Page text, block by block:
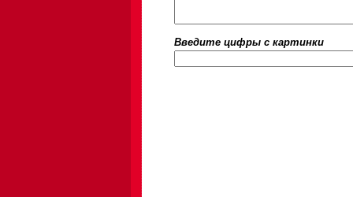
Введите цифры c картинки